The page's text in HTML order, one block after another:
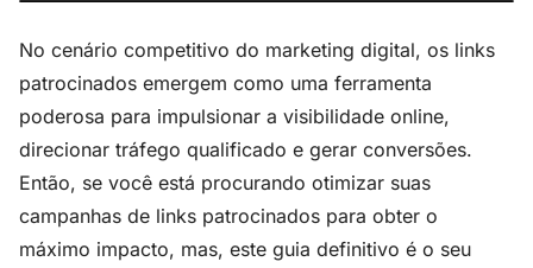
No cenário competitivo do marketing digital, os links
patrocinados emergem como uma ferramenta
poderosa para impulsionar a visibilidade online,
direcionar tráfego qualificado e gerar conversões.
Então, se você está procurando otimizar suas
campanhas de links patrocinados para obter o
máximo impacto, mas, este guia definitivo é o seu